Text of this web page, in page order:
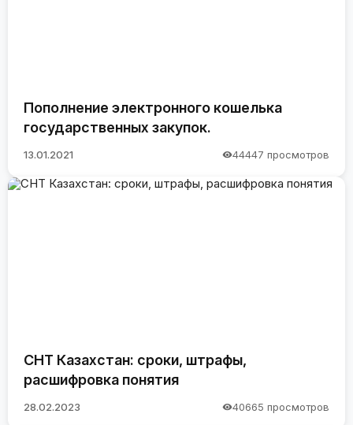
Пополнение электронного кошелька
государственных закупок.
13.01.2021 44447 просмотров
СНТ Казахстан: сроки, штрафы,
расшифровка понятия
28.02.2023 40665 просмотров